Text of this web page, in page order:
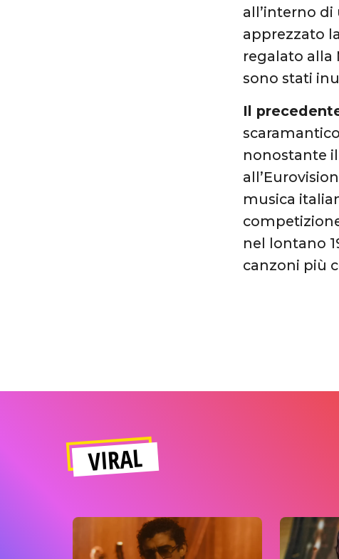
all’interno
apprezzato
regalato alla
sono stati
Il
nonostante
musica
nel lontano
canzoni più
VIRAL